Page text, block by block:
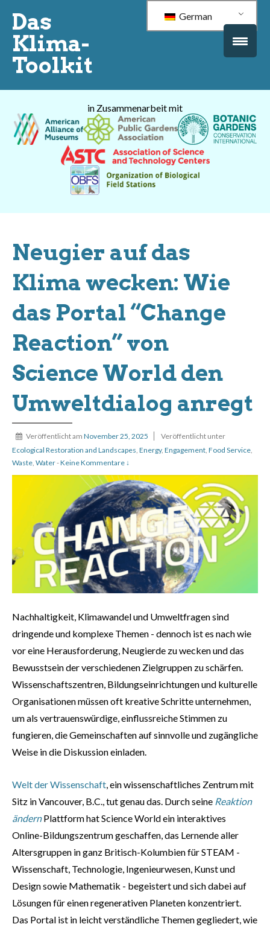
Das
Klima-
Toolkit
German
in Zusammenarbeit mit
Neugier auf das
Klima wecken: Wie
das Portal “Change
Reaction” von
Science World den
Umweltdialog anregt
Veröffentlicht am November 25, 2025
Veröffentlicht unter
Ecological Restoration and Landscapes Energy, Engagement Food Service
Waste Water-Keine Kommentare ↓
Nachhaltigkeit, Klimawandel und Umweltfragen sind
dringende und komplexe Themen - dennoch ist es nach wie
vor eine Herausforderung, Neugierde zu wecken und das
Bewusstsein der verschiedenen Zielgruppen zu schärfen.
Wissenschaftszentren, Bildungseinrichtungen und kulturelle
Organisationen müssen oft kreative Schritte unternehmen,
um als vertrauenswürdige, einflussreiche Stimmen zu
fungieren, die Gemeinschaften auf sinnvolle und zugängliche
Weise in die Diskussion einladen.
Welt der Wissenschaft, ein wissenschaftliches Zentrum mit
Sitz in Vancouver, B.C., tut genau das. Durch seine Reaktion
ändern Plattform hat Science World ein interaktives
Online-Bildungszentrum geschaffen, das Lernende aller
Altersgruppen in ganz Britisch-Kolumbien für STEAM -
Wissenschaft, Technologie, Ingenieurwesen, Kunst und
Design sowie Mathematik - begeistert und sich dabei auf
Lösungen für einen regenerativen Planeten konzentriert.
Das Portal ist in leicht verständliche Themen gegliedert, wie